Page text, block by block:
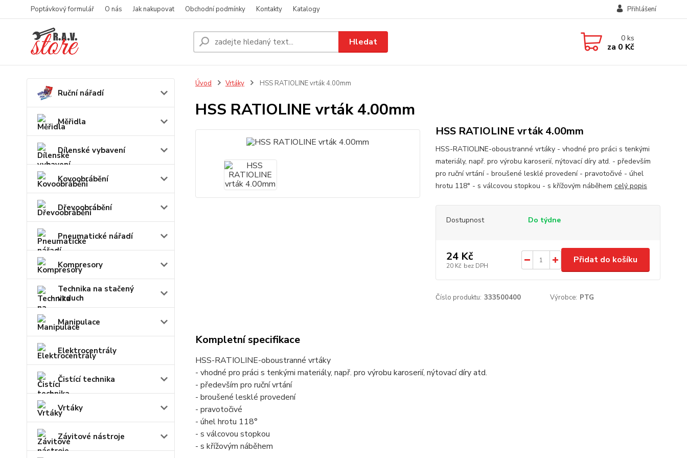
Poptávkový formulář O nás Jak nakupovat Obchodní podmínky Kontakty Katalogy Přihlášení
Hledat 0ks
za 0 Kč
Ruční nářadí
Měřidla
Dílenské vybavení
Kovoobrábění
Dřevoobrábění
Pneumatické nářadí
Kompresory
Technika na stačený
vzduch
Manipulace
Elektrocentrály
Čistící technika
Vrtáky
Závitové nástroje
Úvod Vrtáky HSS RATIOLINE vrták 4.00mm
HSS RATIOLINE vrták 4.00mm
HSS RATIOLINE vrták 4.00mm
HSS-RATIOLINE-oboustranné vrtáky - vhodné pro práci s tenkými
materiály, např. pro výrobu karoserií, nýtovací díry atd. - především
pro ruční vrtání - broušené lesklé provedení - pravotočivé - úhel
hrotu 118° - s válcovou stopkou - s křížovým náběhem celý popis
Dostupnost Do týdne
24 Kč
20 Kč bez DPH
Přidat do košíku
Číslo produktu: 333500400 Výrobce: PTG
Kompletní specifikace
HSS-RATIOLINE-oboustranné vrtáky
- vhodné pro práci s tenkými materiály, např. pro výrobu karoserií, nýtovací díry atd.
- především pro ruční vrtání
- broušené lesklé provedení
- pravotočivé
- úhel hrotu 118°
- s válcovou stopkou
- s křížovým náběhem